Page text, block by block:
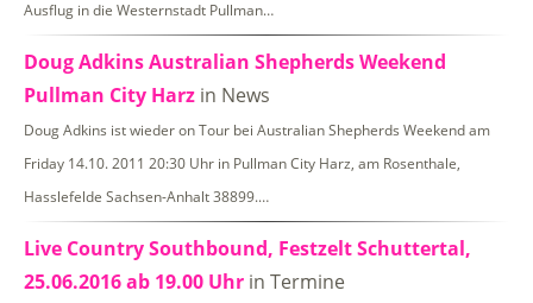
Ausflug in die Westernstadt Pullman…
Doug Adkins Australian Shepherds Weekend
Pullman City Harz in News
Doug Adkins ist wieder on Tour bei Australian Shepherds Weekend am
Friday 14.10. 2011 20:30 Uhr in Pullman City Harz, am Rosenthale,
Hasslefelde Sachsen-Anhalt 38899.…
Live Country Southbound, Festzelt Schuttertal,
25.06.2016 ab 19.00 Uhr in Termine